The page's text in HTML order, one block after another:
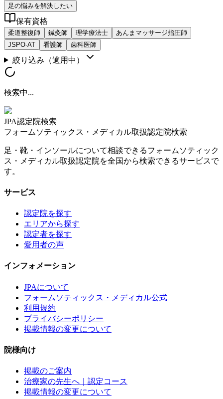
足の悩みを解決したい
保有資格
柔道整復師 鍼灸師 理学療法士
あんまマッサージ指圧師
JSPO-AT
看護師 歯科医師
絞り込み （適用中）
検索中...
JPA認定院検索
フォームソティックス・メディカル取扱認定院検索
足・靴・インソールについて相談できるフォームソティック
ス・メディカル取扱認定院を全国から検索できるサービスで
す。
サービス
認定院を探す
エリアから探す
認定者を探す
愛用者の声
インフォメーション
JPAについて
フォームソティックス・メディカル公式
利用規約
プライバシーポリシー
掲載情報の変更について
院様向け
掲載のご案内
治療家の先生へ｜認定コース
掲載情報の変更について